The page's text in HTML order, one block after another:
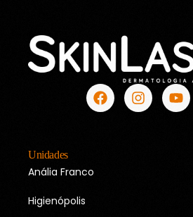
Unidades
Anália Franco
Higienópolis